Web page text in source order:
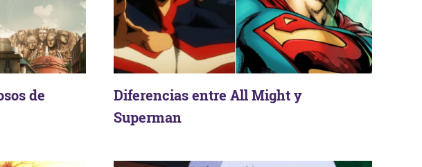
de
Diferencias entre All Might y
Superman